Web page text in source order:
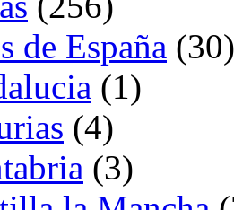
de España (30)
(1)
(4)
(3)